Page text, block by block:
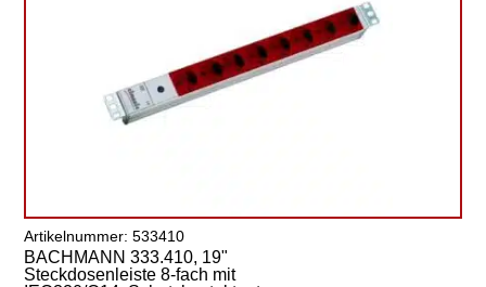
Artikelnummer: 533410
BACHMANN 333.410, 19"
Steckdosenleiste 8-fach mit